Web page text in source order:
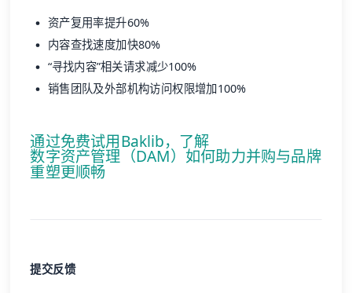
资产复用率提升60%
内容查找速度加快80%
“寻找内容”相关请求减少100%
销售团队及外部机构访问权限增加100%
通过免费试用Baklib，了解
数字资产管理（DAM）如何助力并购与品牌
重塑更顺畅
提交反馈